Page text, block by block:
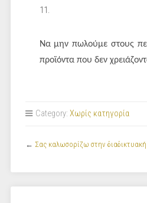
Να μην πωλούμε στους
προϊόντα που δεν
Category: Χωρίς κατηγορία
← Σας καλωσορίζω στην